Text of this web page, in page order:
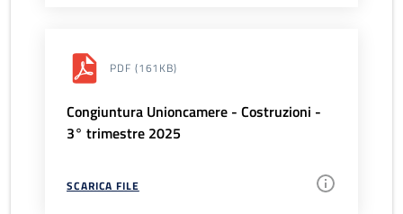
PDF (161KB)
Congiuntura Unioncamere - Costruzioni -
3° trimestre 2025
SCARICA FILE